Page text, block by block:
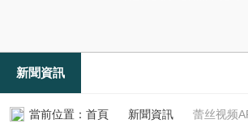
新聞資訊
當前位置： 首頁 新聞資訊 蕾丝视频APP网站